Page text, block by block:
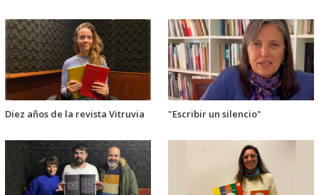
Diez años de la revista Vitruvia "Escribir un silencio"